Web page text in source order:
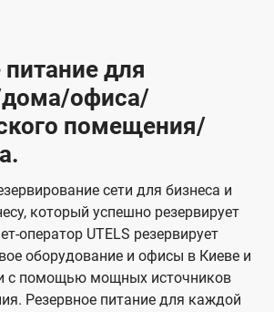
для
офиса/
помещения/
сети для бизнеса и
который успешно резервирует
оператор UTELS резервирует
оборудование и офисы в Киеве и
с помощью мощных источников
Резервное питание для каждой